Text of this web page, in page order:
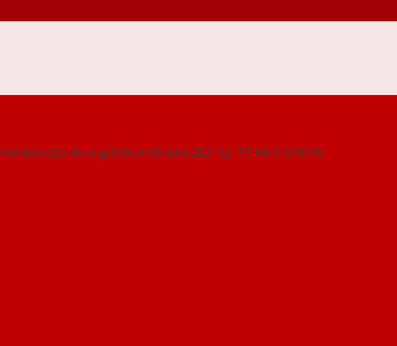
Nơi bán cửa nhựa giá tốt nhất năm 2021 tại TP. Hồ Chí Minh